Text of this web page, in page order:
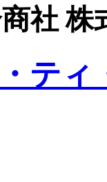
社
ティ